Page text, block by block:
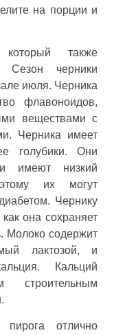
на порции и
также
черники
июля. Черника
флавоноидов,
веществами с
Черника имеет
голубики. Они
имеют низкий
их могут
Чернику
она сохраняет
Молоко содержит
лактозой, и
Кальций
строительным
отлично